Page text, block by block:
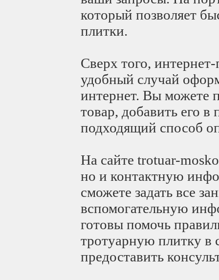
который позволяет
плитки.
Сверх того,
удобный случай
интернет. Вы можете
товар, добавить его в
подходящий способ
На сайте trotuar-
но и контактную
сможете задать все
вспомогательную
готовы помочь
тротуарную плитку в
предоставить